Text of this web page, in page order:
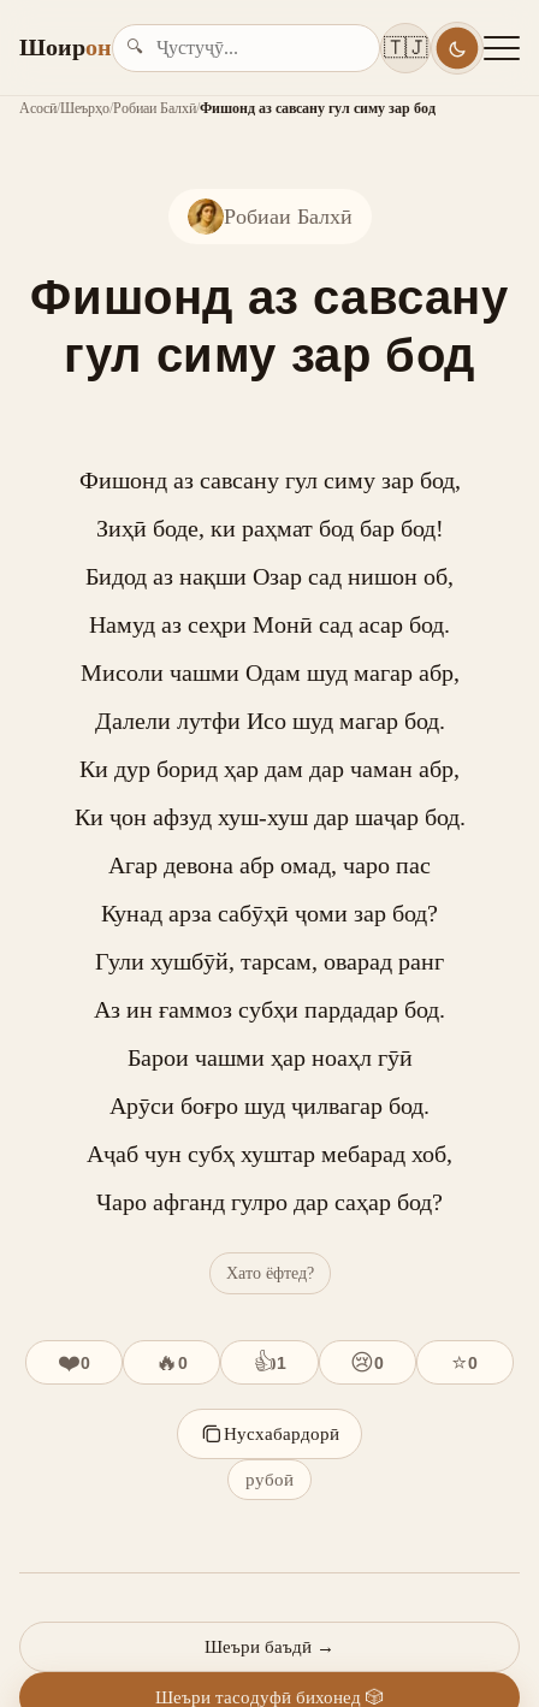
Шоирон 🔍 🇹🇯
Асосӣ/Шеърҳо/Робиаи Балхӣ/Фишонд аз савсану гул симу зар бод
Робиаи Балхӣ
Фишонд аз савсану
гул симу зар бод
Фишонд аз савсану гул симу зар бод,
Зиҳӣ боде, ки раҳмат бод бар бод!
Бидод аз нақши Озар сад нишон об,
Намуд аз сеҳри Монӣ сад асар бод.
Мисоли чашми Одам шуд магар абр,
Далели лутфи Исо шуд магар бод.
Ки дур борид ҳар дам дар чаман абр,
Ки ҷон афзуд хуш-хуш дар шаҷар бод.
Агар девона абр омад, чаро пас
Кунад арза сабӯҳӣ ҷоми зар бод?
Гули хушбӯй, тарсам, оварад ранг
Аз ин ғаммоз субҳи пардадар бод.
Барои чашми ҳар ноаҳл гӯӣ
Арӯси боғро шуд ҷилвагар бод.
Аҷаб чун субҳ хуштар мебарад хоб,
Чаро афганд гулро дар саҳар бод?
Хато ёфтед?
❤️0 🔥0 👍1 😢0 ⭐0
Нусхабардорӣ
рубоӣ
Шеъри баъдӣ →
Шеъри тасодуфӣ бихонед 🎲